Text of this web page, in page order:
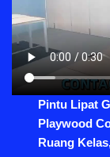
Pintu Lipat
Playwood
Ruang